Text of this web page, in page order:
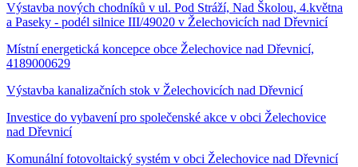
Výstavba nových chodníků v ul. Pod Stráží, Nad Školou, 4.května
a Paseky - podél silnice III/49020 v Želechovicích nad Dřevnicí
Místní energetická koncepce obce Želechovice nad Dřevnicí,
4189000629
Výstavba kanalizačních stok v Želechovicích nad Dřevnicí
Investice do vybavení pro společenské akce v obci Želechovice
nad Dřevnicí
Komunální fotovoltaický systém v obci Želechovice nad Dřevnicí